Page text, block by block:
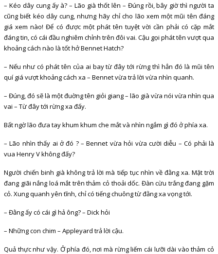
– Kéo dây cung ấy à? – Lão già thốt lên – Đúng rồi, bây giờ thì người ta
cũng biết kéo dây cung, nhưng hãy chỉ cho lão xem một mũi tên đáng
giá xem nào! Để có được một phát tên tuyệt vời cần phải có cặp mắt
đáng tin, có cái đầu nghiêm chỉnh trên đôi vai. Cậu gọi phát tên vượt qua
khoảng cách nào là tốt hở Bennet Hatch?
– Nếu như có phát tên của ai bay từ đây tới rừng thì hẳn đó là mũi tên
quí giá vượt khoảng cách xa – Bennet vừa trả lời vừa nhìn quanh.
– Đúng, đó sẽ là một đuờng tên giỏi giang – lão già vừa nói vừa nhìn qua
vai – Từ đây tới rừng xa đấy.
Bất ngờ lão đưa tay khum khum che mắt và nhìn ngắm gì đó ở phía xa.
– Lão nhìn thấy ai ở đó ? – Bennet vừa hỏi vừa cười diễu – Có phải là
vua Henry V không đấy?
Người chiến binh già không trả lời mà tiếp tục nhìn về đằng xa. Mặt trời
đang giãi nắng loá mắt trên thảm cỏ thoải dốc. Đàn cừu trắng đang gặm
cỏ. Xung quanh yên tĩnh, chỉ có tiếng chuông từ đằng xa vọng tới.
– Đằng ấy có cái gì hả ông? – Dick hỏi
– Những con chim – Appleyard trả lời cậu.
Quả thực như vậy. Ở phía đó, nơi mà rừng liếm cái lưỡi dài vào thảm cỏ